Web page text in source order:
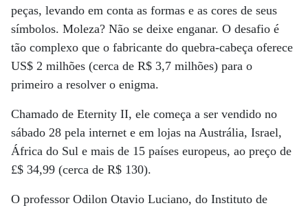
peças, levando em conta as formas e as cores de seus
símbolos. Moleza? Não se deixe enganar. O desafio é
tão complexo que o fabricante do quebra-cabeça oferece
US$ 2 milhões (cerca de R$ 3,7 milhões) para o
primeiro a resolver o enigma.
Chamado de Eternity II, ele começa a ser vendido no
sábado 28 pela internet e em lojas na Austrália, Israel,
África do Sul e mais de 15 países europeus, ao preço de
£$ 34,99 (cerca de R$ 130).
O professor Odilon Otavio Luciano, do Instituto de